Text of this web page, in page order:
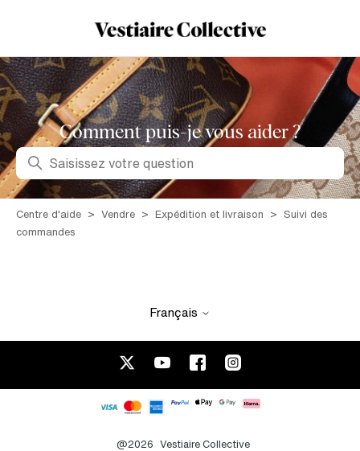
Comment puis-je vous aider ?
Recherche
Centre d'aide Vendre Expédition et livraison
Suivi des
commandes
Français
@2026 Vestiaire Collective